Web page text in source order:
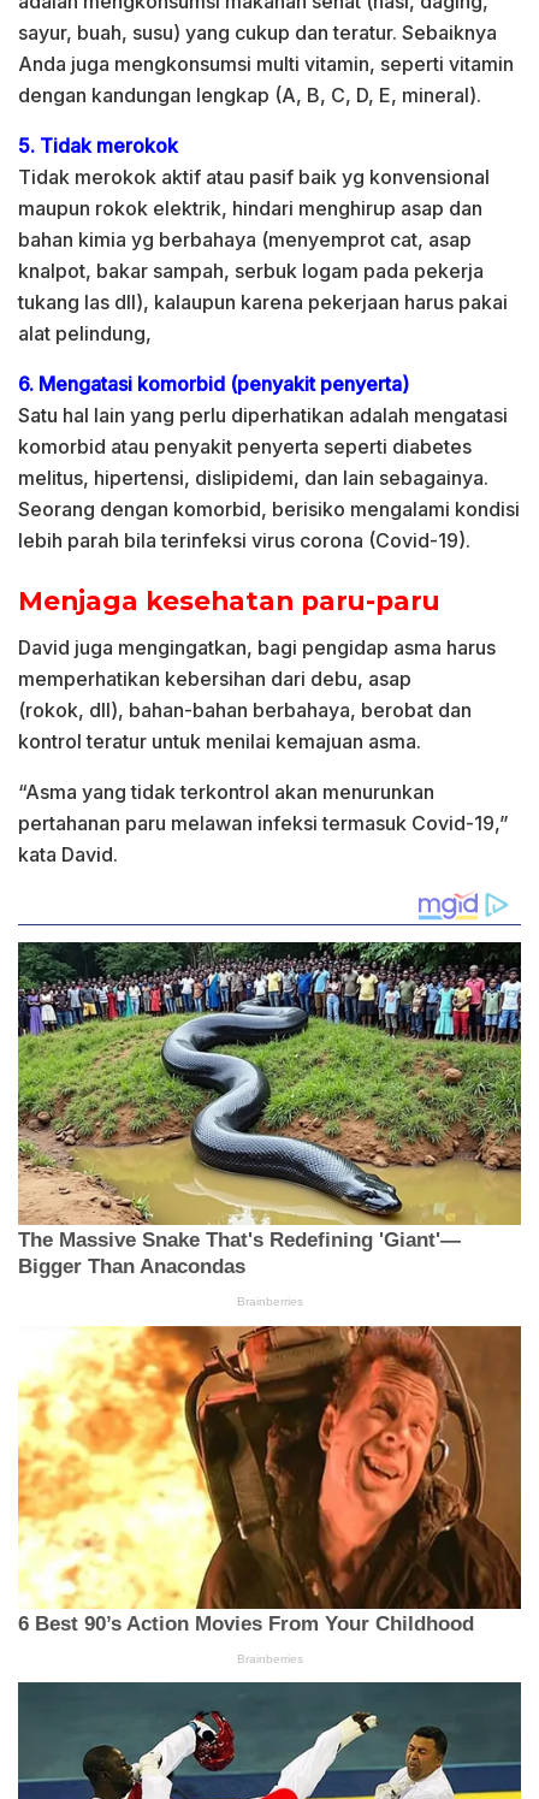
sayur, buah, susu) yang cukup dan teratur. Sebaiknya
Anda juga mengkonsumsi multi vitamin, seperti vitamin
dengan kandungan lengkap (A, B, C, D, E, mineral).
5. Tidak merokok
Tidak merokok aktif atau pasif baik yg konvensional
maupun rokok elektrik, hindari menghirup asap dan
bahan kimia yg berbahaya (menyemprot cat, asap
knalpot, bakar sampah, serbuk logam pada pekerja
tukang las dll), kalaupun karena pekerjaan harus pakai
alat pelindung,
6. Mengatasi komorbid (penyakit penyerta)
Satu hal lain yang perlu diperhatikan adalah mengatasi
komorbid atau penyakit penyerta seperti diabetes
melitus, hipertensi, dislipidemi, dan lain sebagainya.
Seorang dengan komorbid, berisiko mengalami kondisi
lebih parah bila terinfeksi virus corona (Covid-19).
Menjaga kesehatan paru-paru
David juga mengingatkan, bagi pengidap asma harus
memperhatikan kebersihan dari debu, asap
(rokok, dll), bahan-bahan berbahaya, berobat dan
kontrol teratur untuk menilai kemajuan asma.
“Asma yang tidak terkontrol akan menurunkan
pertahanan paru melawan infeksi termasuk Covid-19,”
kata David.